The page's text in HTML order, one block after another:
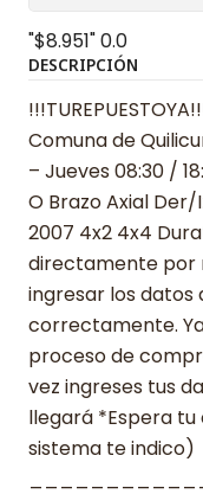
"$8.951"0.0
DESCRIPCIÓN
Comuna de
– Jueves 08:30 /
O Brazo Axial Der/
2007 4x2 4x4
directamente por
ingresar los datos
correctamente.
proceso de
vez ingreses tus
llegará *Espera
sistema te indico)